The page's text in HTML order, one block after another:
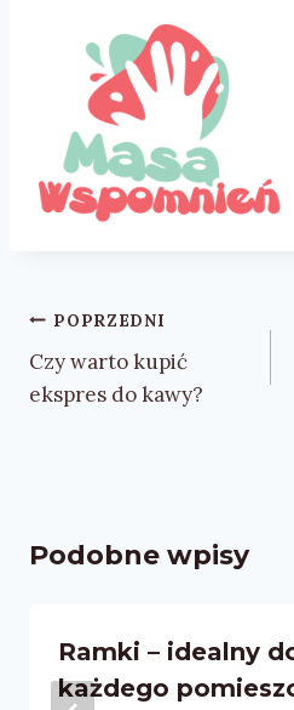
Nawigacja
wpisu
POPRZEDNI
Czy warto kupić
ekspres do kawy?
Podobne wpisy
Ramki – idealny
każdego